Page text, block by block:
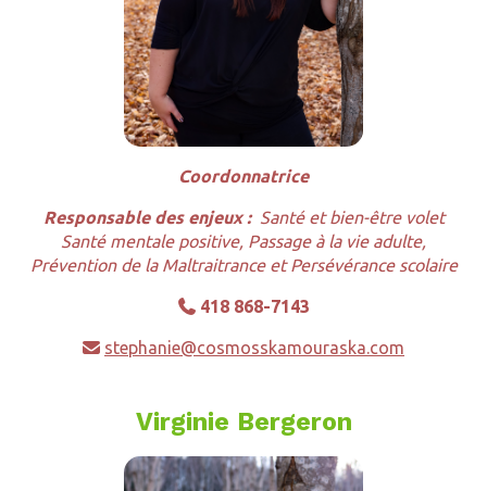
Coordonnatrice
Responsable des enjeux : Santé et bien-être volet
Santé mentale positive, Passage à la vie adulte,
Prévention de la Maltraitrance et Persévérance scolaire
418 868-7143
 stephanie@cosmosskamouraska.com
Virginie Bergeron